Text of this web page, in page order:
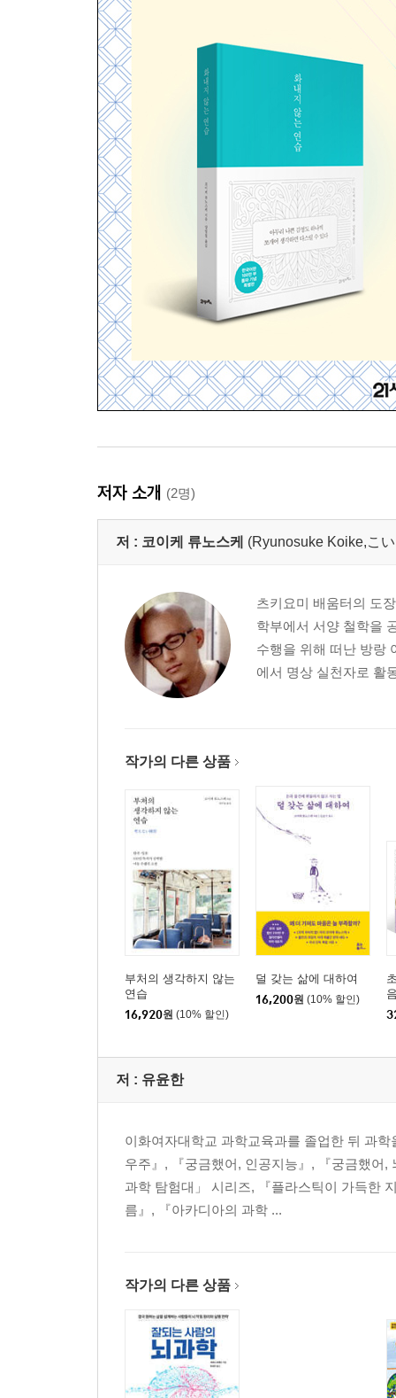
인간에게 자유의지가 있는 것일까
‘뫼비우스의 띠=무아(無我)’의 깨달음
웃음의 단점과 미소의 효과
뇌는 쉬는 걸까
집중은 목적이 아니라 도구일 뿐이다
저자 소개 (2명)
저 : 코이케 류노스케 (Ryunosuke Koike,こ
츠키요미 배움터의 도
학부에서 서양 철학을
수행을 위해 떠난 방랑
에서 명상 실천자로 활
작가의 다른 상품
부처의 생각하지 않는
연습
16,920원 (10% 할인)
덜 갖는 삶에 대하여
16,200원 (10% 할인)
저 : 유윤한
이화여자대학교 과학교육과를 졸업한 뒤 과
우주』, 『궁금했어, 인공지능』, 『궁금했어
과학 탐험대」 시리즈, 『플라스틱이 가득한
름』, 『아카디아의 과학 ...
작가의 다른 상품